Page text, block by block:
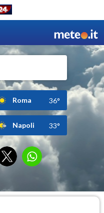
Roma 36°
Napoli 33°